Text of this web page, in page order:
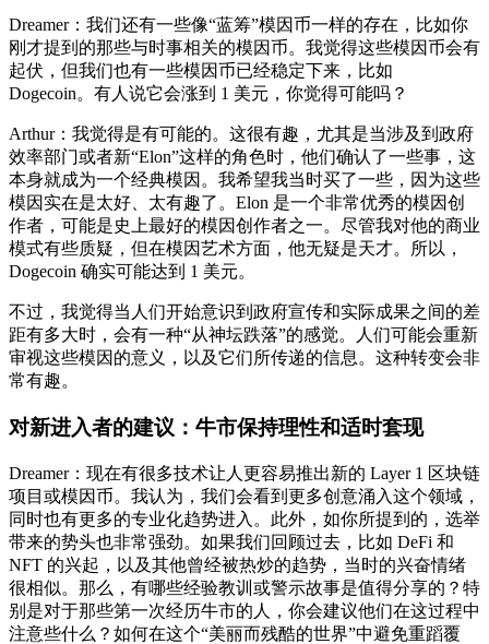
Dreamer：我们还有一些像“蓝筹”模因币一样的存在，比如你
刚才提到的那些与时事相关的模因币。我觉得这些模因币会有
起伏，但我们也有一些模因币已经稳定下来，比如
Dogecoin。有人说它会涨到 1 美元，你觉得可能吗？
Arthur：我觉得是有可能的。这很有趣，尤其是当涉及到政府
效率部门或者新“Elon”这样的角色时，他们确认了一些事，这
本身就成为一个经典模因。我希望我当时买了一些，因为这些
模因实在是太好、太有趣了。Elon 是一个非常优秀的模因创
作者，可能是史上最好的模因创作者之一。尽管我对他的商业
模式有些质疑，但在模因艺术方面，他无疑是天才。所以，
Dogecoin 确实可能达到 1 美元。
不过，我觉得当人们开始意识到政府宣传和实际成果之间的差
距有多大时，会有一种“从神坛跌落”的感觉。人们可能会重新
审视这些模因的意义，以及它们所传递的信息。这种转变会非
常有趣。
对新进入者的建议：牛市保持理性和适时套现
Dreamer：现在有很多技术让人更容易推出新的 Layer 1 区块链
项目或模因币。我认为，我们会看到更多创意涌入这个领域，
同时也有更多的专业化趋势进入。此外，如你所提到的，选举
带来的势头也非常强劲。如果我们回顾过去，比如 DeFi 和
NFT 的兴起，以及其他曾经被热炒的趋势，当时的兴奋情绪
很相似。那么，有哪些经验教训或警示故事是值得分享的？特
别是对于那些第一次经历牛市的人，你会建议他们在这过程中
注意些什么？如何在这个“美丽而残酷的世界”中避免重蹈覆